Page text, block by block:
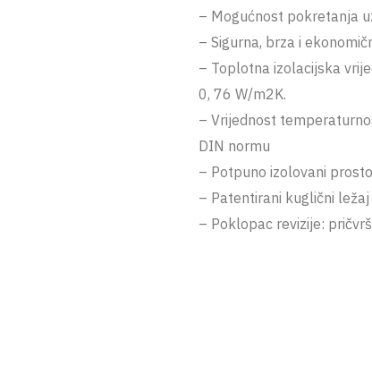
– Mogućnost pokretanja
– Sigurna, brza i
– Toplotna izolacijska
0, 76 W/m2K.
– Vrijednost
DIN normu
– Potpuno izolovani
– Patentirani kuglični ležaj
– Poklopac revizije: